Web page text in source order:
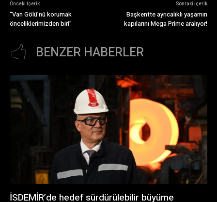
Önceki İçerik
“Van Gölü’nü korumak
önceliklerimizden biri”
Sonraki İçerik
Başkentte ayrıcalıklı yaşamın
kapılarını Mega Prime aralıyor!
BENZER HABERLER
İSDEMİR’de hedef sürdürülebilir büyüme